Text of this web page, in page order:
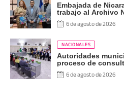
Embajada de
trabajo al Archivo
6 de agosto de 2026
NACIONALES
Autoridades
proceso de
constitucionales
6 de agosto de 2026